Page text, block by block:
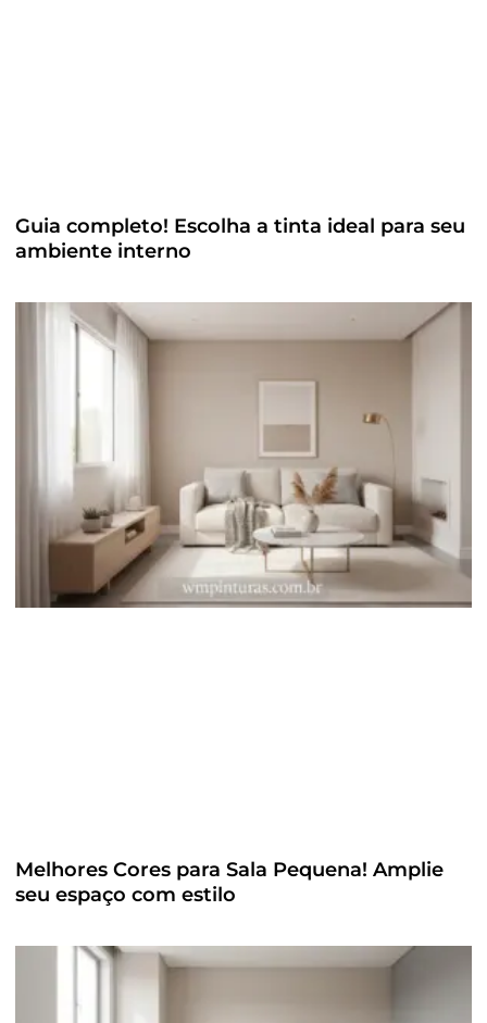
Guia completo! Escolha a tinta ideal para seu
ambiente interno
Melhores Cores para Sala Pequena! Amplie
seu espaço com estilo